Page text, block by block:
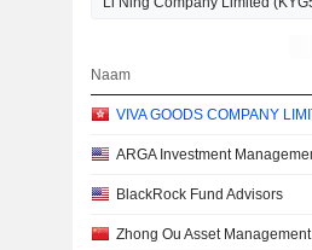
Naam
VIVA GOODS COMPANY
ARGA Investment
BlackRock Fund Advisors
Zhong Ou Asset Management